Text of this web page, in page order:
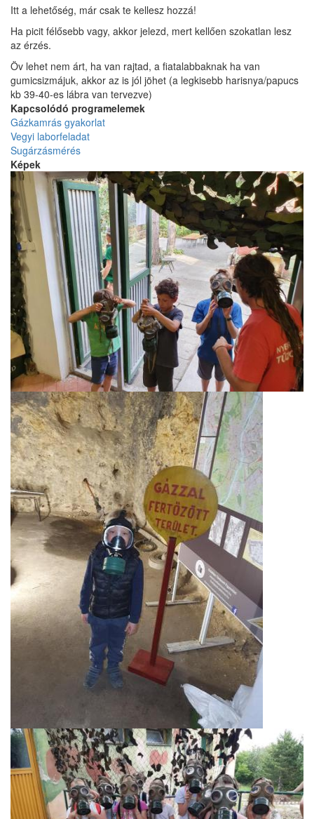
Itt a lehetőség, már csak te kellesz hozzá!
Ha picit félősebb vagy, akkor jelezd, mert kellően szokatlan lesz
az érzés.
Öv lehet nem árt, ha van rajtad, a fiatalabbaknak ha van
gumicsizmájuk, akkor az is jól jöhet (a legkisebb harisnya/papucs
kb 39-40-es lábra van tervezve)
Kapcsolódó programelemek
Gázkamrás gyakorlat
Vegyi laborfeladat
Sugárzásmérés
Képek